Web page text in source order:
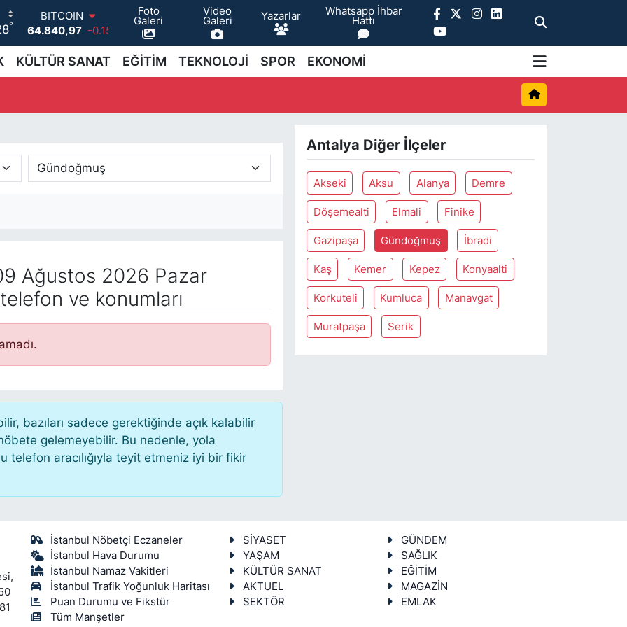
°
BITCOIN
64.840,97 -0.15
DOLAR
47,7436 0.18
EURO
BİST100
-14
Foto
Galeri
Video
Galeri Yazarlar Whatsapp İhbar
Hattı
KÜLTÜR SANAT EĞİTİM TEKNOLOJİ SPOR EKONOMİ
Ağustos 2026 Pazar
ve konumları
bazıları sadece gerektiğinde açık kalabilir
gelemeyebilir. Bu nedenle, yola
telefon aracılığıyla teyit etmeniz iyi bir fikir
Antalya Diğer İlçeler
Akseki Aksu Alanya Demre
Döşemealti Elmali Finike
Gazipaşa Gündoğmuş İbradi
Kaş Kemer Kepez Konyaalti
Korkuteli Kumluca Manavgat
Muratpaşa Serik
İstanbul Nöbetçi Eczaneler
İstanbul Hava Durumu
İstanbul Namaz Vakitleri
İstanbul Trafik Yoğunluk Haritası
Puan Durumu ve Fikstür
Tüm Manşetler
SİYASET
GÜNDEM
YAŞAM
SAĞLIK
KÜLTÜR SANAT
EĞİTİM
AKTUEL
MAGAZİN
SEKTÖR
EMLAK